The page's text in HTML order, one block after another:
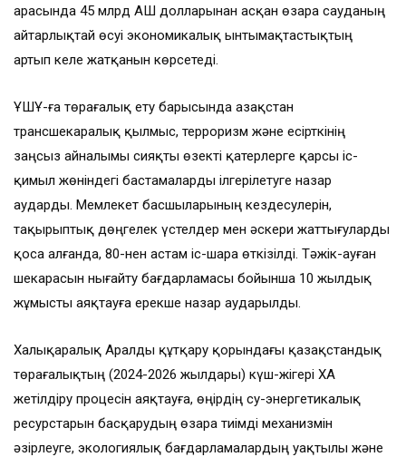
арасында 45 млрд АҚШ долларынан асқан өзара сауданың
айтарлықтай өсуі экономикалық ынтымақтастықтың
артып келе жатқанын көрсетеді.
ҰҚШҰ-ға төрағалық ету барысында Қазақстан
трансшекаралық қылмыс, терроризм және есірткінің
заңсыз айналымы сияқты өзекті қатерлерге қарсы іс-
қимыл жөніндегі бастамаларды ілгерілетуге назар
аударды. Мемлекет басшыларының кездесулерін,
тақырыптық дөңгелек үстелдер мен әскери жаттығуларды
қоса алғанда, 80-нен астам іс-шара өткізілді. Тәжік-ауған
шекарасын нығайту бағдарламасы бойынша 10 жылдық
жұмысты аяқтауға ерекше назар аударылды.
Халықаралық Аралды құтқару қорындағы қазақстандық
төрағалықтың (2024-2026 жылдары) күш-жігері ХАҚҚ
жетілдіру процесін аяқтауға, өңірдің су-энергетикалық
ресурстарын басқарудың өзара тиімді механизмін
әзірлеуге, экологиялық бағдарламалардың уақтылы және